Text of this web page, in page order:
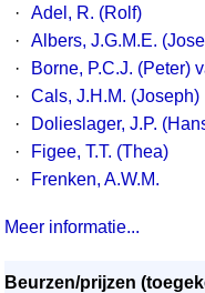
·
Adel, R. (Rolf)
·
Albers, J.G.M.E.
·
Borne, P.C.J. (Peter)
·
Cals, J.H.M. (Joseph)
·
Dolieslager, J.P.
·
Figee, T.T. (Thea)
·
Frenken, A.W.M.
Meer informatie...
Beurzen/prijzen